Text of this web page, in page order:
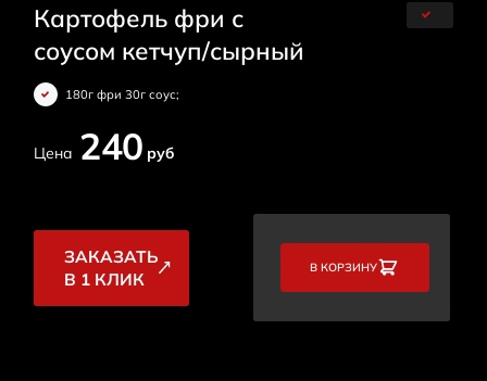
Картофель фри с
соусом кетчуп/сырный
180г фри 30г соус;
Цена 240 руб
ЗАКАЗАТЬ
В 1 КЛИК
В КОРЗИНУ